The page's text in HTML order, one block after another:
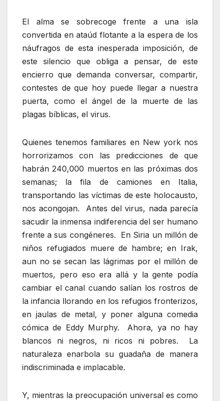
El alma se sobrecoge frente a una isla
convertida en ataúd flotante a la espera de los
náufragos de esta inesperada imposición, de
este silencio que obliga a pensar, de este
encierro que demanda conversar, compartir,
contestes de que hoy puede llegar a nuestra
puerta, como el ángel de la muerte de las
plagas bíblicas, el virus.
Quienes tenemos familiares en New york nos
horrorizamos con las predicciones de que
habrán 240,000 muertos en las próximas dos
semanas; la fila de camiones en Italia,
transportando las víctimas de este holocausto,
nos acongojan. Antes del virus, nada parecía
sacudir la inmensa indiferencia del ser humano
frente a sus congéneres. En Siria un millón de
niños refugiados muere de hambre; en Irak,
aun no se secan las lágrimas por el millón de
muertos, pero eso era allá y la gente podía
cambiar el canal cuando salían los rostros de
la infancia llorando en los refugios fronterizos,
en jaulas de metal, y poner alguna comedia
cómica de Eddy Murphy. Ahora, ya no hay
blancos ni negros, ni ricos ni pobres. La
naturaleza enarbola su guadaña de manera
indiscriminada e implacable.
Y, mientras la preocupación universal es como